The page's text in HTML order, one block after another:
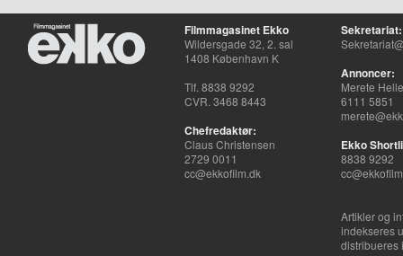
Filmmagasinet Ekko
Wildersgade 32, 2. sal
1408 København K
Tlf. 8838 9292
CVR. 3468 8443
Chefredaktør:
Claus Christensen
2729 0011
cc@ekkofilm.dk
Sekretariat:
Annoncer:
Merete
6111 5851
Ekko
8838 9292
Artikler og
indekseres
distribueres